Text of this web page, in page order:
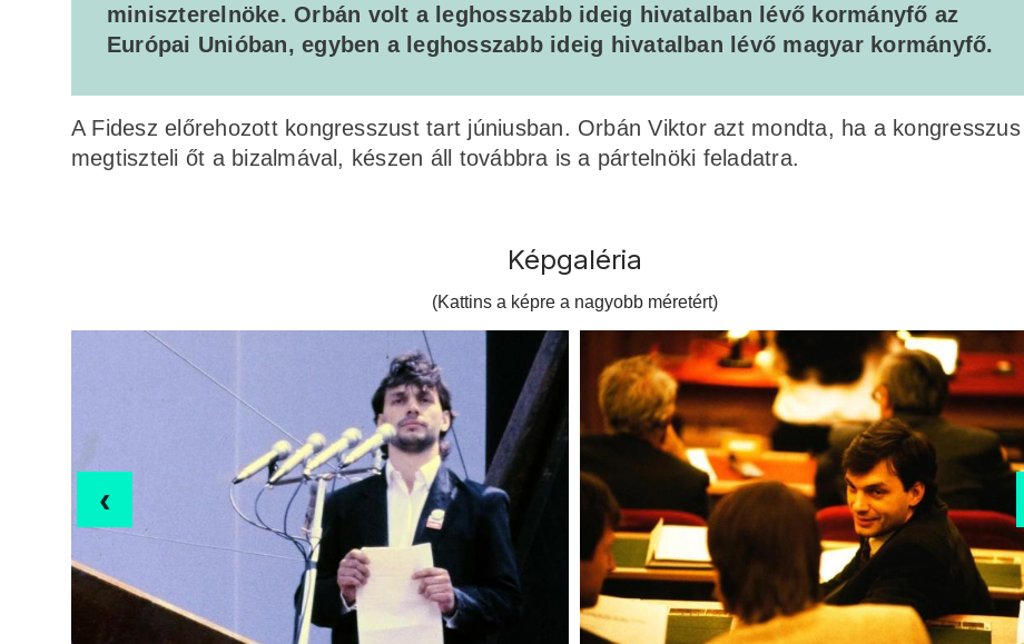
miniszterelnöke. Orbán volt a leghosszabb ideig hivatalban lévő kormányfő az
Európai Unióban, egyben a leghosszabb ideig hivatalban lévő magyar kormányfő.
A Fidesz előrehozott kongresszust tart júniusban. Orbán Viktor azt mondta, ha a kongresszus
megtiszteli őt a bizalmával, készen áll továbbra is a pártelnöki feladatra.
Képgaléria
(Kattins a képre a nagyobb méretért)
‹